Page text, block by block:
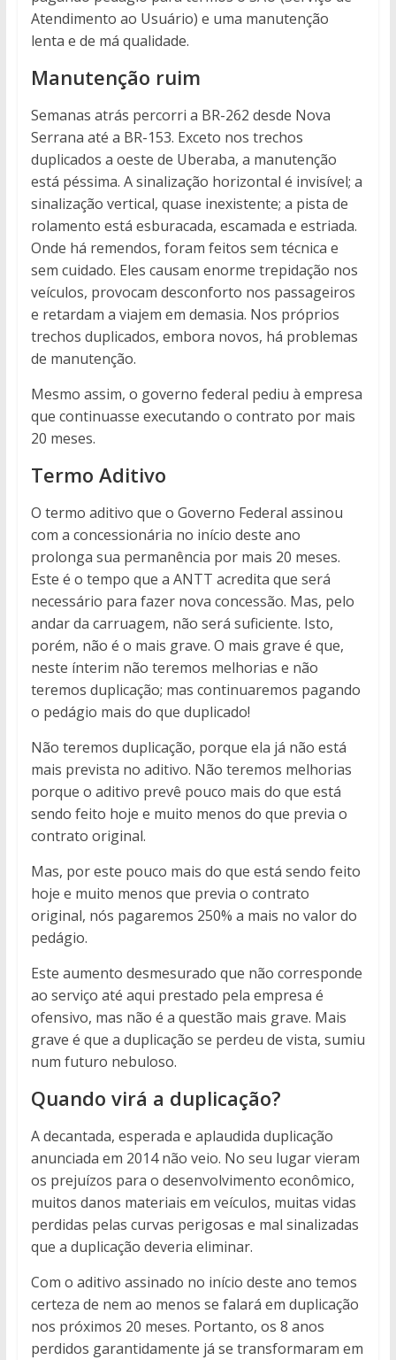
Atendimento ao Usuário) e uma manutenção
lenta e de má qualidade.
Manutenção ruim
Semanas atrás percorri a BR-262 desde Nova
Serrana até a BR-153. Exceto nos trechos
duplicados a oeste de Uberaba, a manutenção
está péssima. A sinalização horizontal é invisível; a
sinalização vertical, quase inexistente; a pista de
rolamento está esburacada, escamada e estriada.
Onde há remendos, foram feitos sem técnica e
sem cuidado. Eles causam enorme trepidação nos
veículos, provocam desconforto nos passageiros
e retardam a viajem em demasia. Nos próprios
trechos duplicados, embora novos, há problemas
de manutenção.
Mesmo assim, o governo federal pediu à empresa
que continuasse executando o contrato por mais
20 meses.
Termo Aditivo
O termo aditivo que o Governo Federal assinou
com a concessionária no início deste ano
prolonga sua permanência por mais 20 meses.
Este é o tempo que a ANTT acredita que será
necessário para fazer nova concessão. Mas, pelo
andar da carruagem, não será suficiente. Isto,
porém, não é o mais grave. O mais grave é que,
neste ínterim não teremos melhorias e não
teremos duplicação; mas continuaremos pagando
o pedágio mais do que duplicado!
Não teremos duplicação, porque ela já não está
mais prevista no aditivo. Não teremos melhorias
porque o aditivo prevê pouco mais do que está
sendo feito hoje e muito menos do que previa o
contrato original.
Mas, por este pouco mais do que está sendo feito
hoje e muito menos que previa o contrato
original, nós pagaremos 250% a mais no valor do
pedágio.
Este aumento desmesurado que não corresponde
ao serviço até aqui prestado pela empresa é
ofensivo, mas não é a questão mais grave. Mais
grave é que a duplicação se perdeu de vista, sumiu
num futuro nebuloso.
Quando virá a duplicação?
A decantada, esperada e aplaudida duplicação
anunciada em 2014 não veio. No seu lugar vieram
os prejuízos para o desenvolvimento econômico,
muitos danos materiais em veículos, muitas vidas
perdidas pelas curvas perigosas e mal sinalizadas
que a duplicação deveria eliminar.
Com o aditivo assinado no início deste ano temos
certeza de nem ao menos se falará em duplicação
nos próximos 20 meses. Portanto, os 8 anos
perdidos garantidamente já se transformaram em